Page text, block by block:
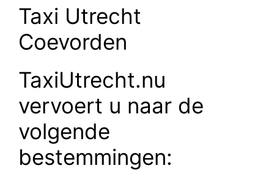
Taxi Utrecht
Coevorden
TaxiUtrecht.nu
vervoert u naar de
volgende
bestemmingen: